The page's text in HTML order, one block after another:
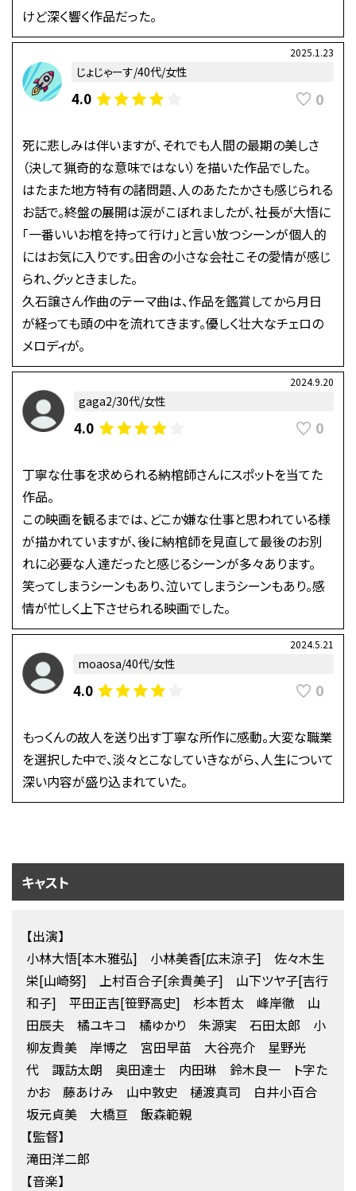
けど深く響く作品だった。
2025.1.23
じょじゃーす/40代/女性
4.0 0
死に悲しみは伴いますが、それでも人間の最期の美しさ
（決して猟奇的な意味ではない）を描いた作品でした。
はたまた地方特有の諸問題、人のあたたかさも感じられる
お話で。終盤の展開は涙がこぼれましたが、社長が大悟に
「一番いいお棺を持って行け」と言い放つシーンが個人的
にはお気に入りです。田舎の小さな会社こその愛情が感じ
られ、グッときました。
久石譲さん作曲のテーマ曲は、作品を鑑賞してから月日
が経っても頭の中を流れてきます。優しく壮大なチェロの
メロディが。
2024.9.20
gaga2/30代/女性
4.0 0
丁寧な仕事を求められる納棺師さんにスポットを当てた
作品。
この映画を観るまでは、どこか嫌な仕事と思われている様
が描かれていますが、後に納棺師を見直して最後のお別
れに必要な人達だったと感じるシーンが多々あります。
笑ってしまうシーンもあり、泣いてしまうシーンもあり。感
情が忙しく上下させられる映画でした。
2024.5.21
moaosa/40代/女性
4.0 0
もっくんの故人を送り出す丁寧な所作に感動。大変な職業
を選択した中で、淡々とこなしていきながら、人生について
深い内容が盛り込まれていた。
キャスト
【出演】
小林大悟[本木雅弘] 小林美香[広末涼子] 佐々木生
栄[山崎努] 上村百合子[余貴美子] 山下ツヤ子[吉行
和子] 平田正吉[笹野高史] 杉本哲太 峰岸徹 山
田辰夫 橘ユキコ 橘ゆかり 朱源実 石田太郎 小
柳友貴美 岸博之 宮田早苗 大谷亮介 星野光
代 諏訪太朗 奥田達士 内田琳 鈴木良一 ト字た
かお 藤あけみ 山中敦史 樋渡真司 白井小百合
坂元貞美 大橋亘 飯森範親
【監督】
滝田洋二郎
【音楽】